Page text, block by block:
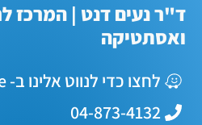
ד"ר נעים דנט | המרכז
ואסתטיקה
לחצו כדי לנווט אלינו ב- Waze.
04-873-4132